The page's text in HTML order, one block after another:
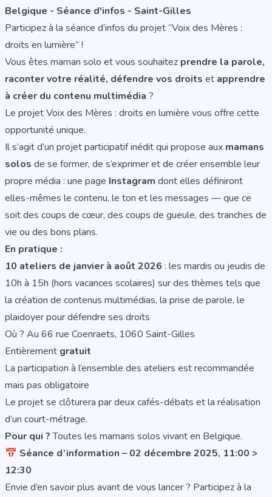
Belgique - Séance d'infos - Saint-Gilles
Participez à la séance d’infos du projet “Voix des Mères :
droits en lumière” !
Vous êtes maman solo et vous souhaitez prendre la parole,
raconter votre réalité, défendre vos droits et apprendre
à créer du contenu multimédia ?
Le projet Voix des Mères : droits en lumière vous offre cette
opportunité unique.
Il s’agit d’un projet participatif inédit qui propose aux mamans
solos de se former, de s’exprimer et de créer ensemble leur
propre média : une page Instagram dont elles définiront
elles-mêmes le contenu, le ton et les messages — que ce
soit des coups de cœur, des coups de gueule, des tranches de
vie ou des bons plans.
En pratique :
10 ateliers de janvier à août 2026 : les mardis ou jeudis de
10h à 15h (hors vacances scolaires) sur des thèmes tels que
la création de contenus multimédias, la prise de parole, le
plaidoyer pour défendre ses droits
Où ? Au 66 rue Coenraets, 1060 Saint-Gilles
Entièrement gratuit
La participation à l’ensemble des ateliers est recommandée
mais pas obligatoire
Le projet se clôturera par deux cafés-débats et la réalisation
d’un court-métrage.
Pour qui ?Toutes les mamans solos vivant en Belgique.
📅 Séance d’information – 02 décembre 2025, 11:00 >
12:30
Envie d’en savoir plus avant de vous lancer ? Participez à la